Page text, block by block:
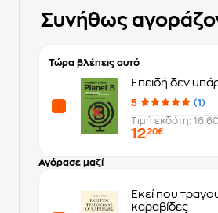
Συνήθως
Τώρα βλέπεις αυτό
Επειδή δεν
5
(1)
Τιμή εκδότη:
12,20€
Αγόρασε μαζί
Εκεί που
καραβίδες